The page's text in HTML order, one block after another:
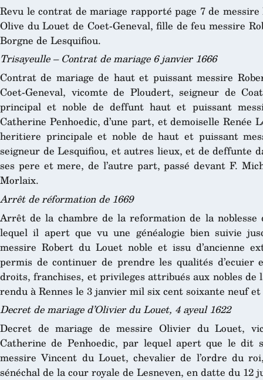
Revu le contrat de mariage rapporté page 7 de
Olive du Louet de Coet-Geneval, fille de feu messire
Borgne de Lesquifiou.
Trisayeulle – Contrat de mariage 6 janvier 1666
Contrat de mariage de haut et puissant messire
Coet-Geneval, vicomte de Ploudert, seigneur de
principal et noble de deffunt haut et puissant
Catherine Penhoedic, d’une part, et demoiselle Renée
heritiere principale et noble de haut et puissant
seigneur de Lesquifiou, et autres lieux, et de deffunte
ses pere et mere, de l’autre part, passé devant F.
Morlaix.
Arrêt de réformation de 1669
Arrêt de la chambre de la reformation de la
lequel il apert que vu une généalogie bien suivie
messire Robert du Louet noble et issu d’ancienne
permis de continuer de prendre les qualités
droits, franchises, et privileges attribués aux nobles
rendu à Rennes le 3 janvier mil six cent soixante neuf
Decret de mariage d’Olivier du Louet, 4 ayeul 1622
Decret de mariage de messire Olivier du Louet,
Catherine de Penhoedic, par lequel apert que le
messire Vincent du Louet, chevalier de l’ordre du
sénéchal de la cour royale de Lesneven, en datte du 12